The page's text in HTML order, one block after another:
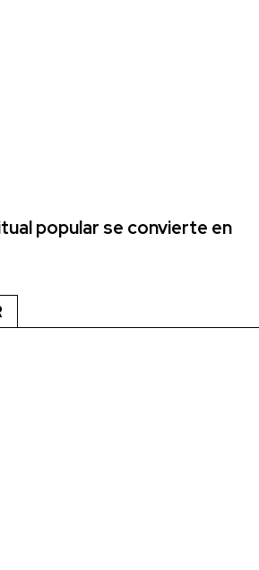
popular se convierte en